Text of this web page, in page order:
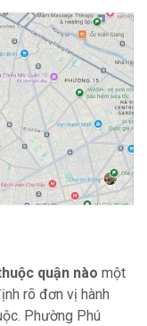
quận nào một
rõ đơn vị hành
Phường Phú